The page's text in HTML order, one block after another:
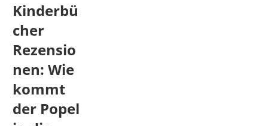
Kinderbü
cher
Rezensio
nen: Wie
kommt
der Popel